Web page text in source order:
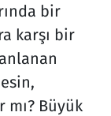
bir
karşı bir
mı? Büyük